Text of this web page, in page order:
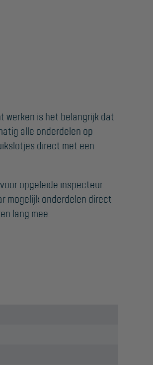
werken is het belangrijk dat
alle onderdelen op
direct met een
opgeleide inspecteur.
mogelijk onderdelen direct
lang mee.